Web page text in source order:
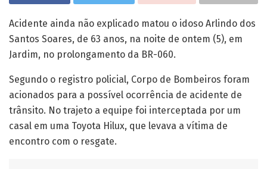
Acidente ainda não explicado matou o idoso Arlindo dos
Santos Soares, de 63 anos, na noite de ontem (5), em
Jardim, no prolongamento da BR-060.
Segundo o registro policial, Corpo de Bombeiros foram
acionados para a possível ocorrência de acidente de
trânsito. No trajeto a equipe foi interceptada por um
casal em uma Toyota Hilux, que levava a vítima de
encontro com o resgate.